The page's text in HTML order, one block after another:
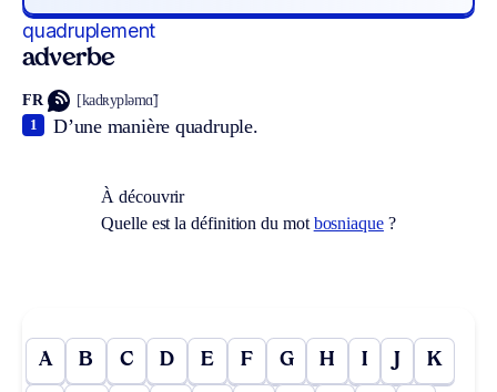
quadruplement
adverbe
FR [kadʀypləmɑ̃]
D’une manière quadruple.
1
À découvrir
Quelle est la définition du mot bosniaque?
A B C D E F G H I J K